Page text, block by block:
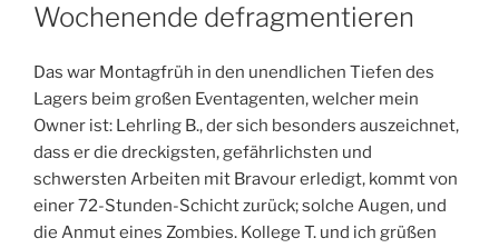
Wochenende defragmentieren
Das war Montagfrüh in den unendlichen Tiefen des
Lagers beim großen Eventagenten, welcher mein
Owner ist: Lehrling B., der sich besonders auszeichnet,
dass er die dreckigsten, gefährlichsten und
schwersten Arbeiten mit Bravour erledigt, kommt von
einer 72-Stunden-Schicht zurück; solche Augen, und
die Anmut eines Zombies. Kollege T. und ich grüßen